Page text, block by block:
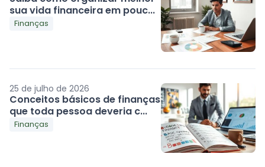
sua vida financeira em pouc...
Finanças
25 de julho de 2026
Conceitos básicos de finanças
que toda pessoa deveria c...
Finanças